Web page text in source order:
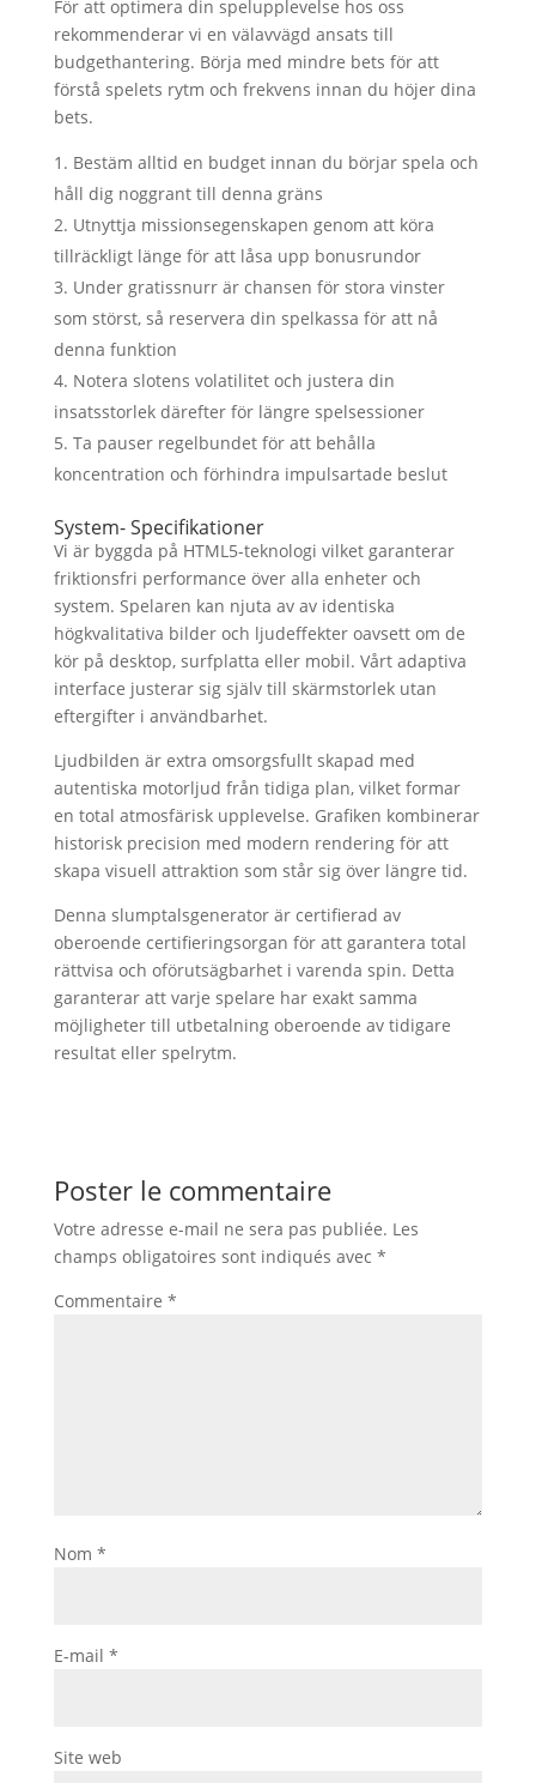
För att optimera din spelupplevelse hos oss
rekommenderar vi en välavvägd ansats till
budgethantering. Börja med mindre bets för att
förstå spelets rytm och frekvens innan du höjer dina
bets.
Bestäm alltid en budget innan du börjar spela och
håll dig noggrant till denna gräns
Utnyttja missionsegenskapen genom att köra
tillräckligt länge för att låsa upp bonusrundor
Under gratissnurr är chansen för stora vinster
som störst, så reservera din spelkassa för att nå
denna funktion
Notera slotens volatilitet och justera din
insatsstorlek därefter för längre spelsessioner
Ta pauser regelbundet för att behålla
koncentration och förhindra impulsartade beslut
System- Specifikationer
Vi är byggda på HTML5-teknologi vilket garanterar
friktionsfri performance över alla enheter och
system. Spelaren kan njuta av av identiska
högkvalitativa bilder och ljudeffekter oavsett om de
kör på desktop, surfplatta eller mobil. Vårt adaptiva
interface justerar sig själv till skärmstorlek utan
eftergifter i användbarhet.
Ljudbilden är extra omsorgsfullt skapad med
autentiska motorljud från tidiga plan, vilket formar
en total atmosfärisk upplevelse. Grafiken kombinerar
historisk precision med modern rendering för att
skapa visuell attraktion som står sig över längre tid.
Denna slumptalsgenerator är certifierad av
oberoende certifieringsorgan för att garantera total
rättvisa och oförutsägbarhet i varenda spin. Detta
garanterar att varje spelare har exakt samma
möjligheter till utbetalning oberoende av tidigare
resultat eller spelrytm.
Poster le commentaire
Votre adresse e-mail ne sera pas publiée. Les
champs obligatoires sont indiqués avec *
Commentaire *
Nom *
E-mail *
Site web